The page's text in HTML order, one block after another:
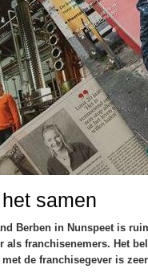
samen
Berben in Nunspeet is
als franchisenemers. Het
de franchisegever is